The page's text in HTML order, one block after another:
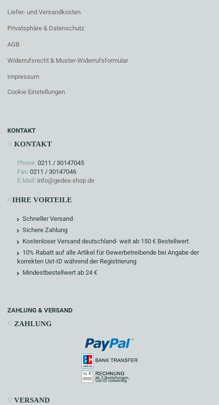
Liefer- und Versandkosten
Privatsphäre & Datenschutz
AGB
Widerrufsrecht & Muster-Widerrufsformular
Impressum
Cookie Einstellungen
KONTAKT
// KONTAKT
Phone: 0211 / 30147045
Fax: 0211 / 30147046
E-Mail: info@gedex-shop.de
//IHRE VORTEILE
Schneller Versand
Sichere Zahlung
Kostenloser Versand deutschland- weit ab 150 € Bestellwert
10% Rabatt auf alle Artikel für Gewerbetreibende bei Angabe der
korrekten Ust-ID während der Registrierung
Mindestbestellwert ab 24 €
ZAHLUNG & VERSAND
// ZAHLUNG
// VERSAND